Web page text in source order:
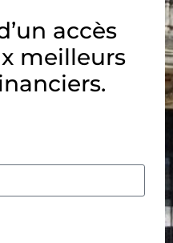
accès
meilleurs